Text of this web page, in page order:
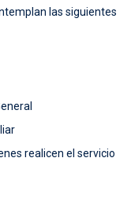
las siguientes
realicen el servicio